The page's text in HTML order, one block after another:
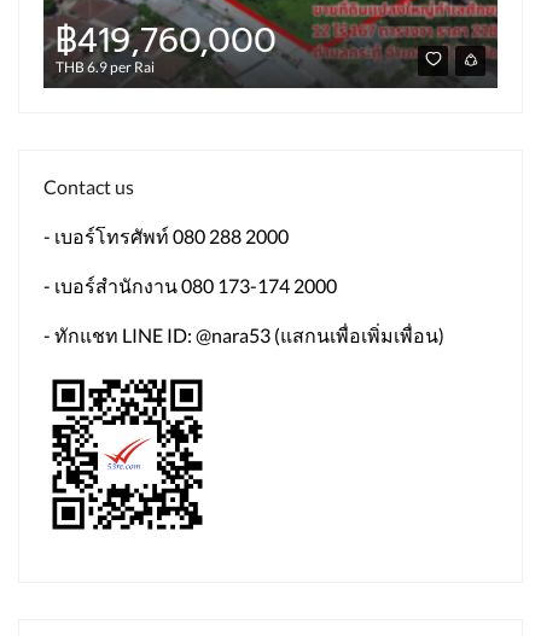
฿419,760,000
THB 6.9 per Rai ฿
Contact us
- เบอร์โทรศัพท์ 080 288 2000
- เบอร์สำนักงาน 080 173-174 2000
- ทักแชท LINE ID: @nara53 (แสกนเพื่อเพิ่มเพื่อน)